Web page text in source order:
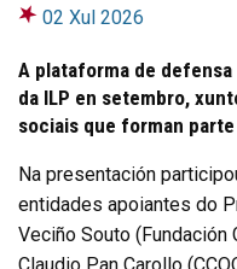
02 Xul 2026
A plataforma de
da ILP en setembro,
sociais que forman
Na presentación
entidades apoiantes do
Veciño Souto (Fundación